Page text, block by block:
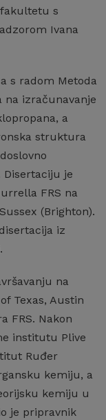
s
Ivana
s radom Metoda
na izračunavanje
a
struktura
je
FRS na
(Brighton).
iz
na
Texas, Austin
FRS. Nakon
institutu Plive
Ruđer
kemiju, a
kemiju u
je pripravnik